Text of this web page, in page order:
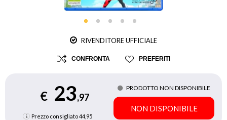
RIVENDITORE UFFICIALE
CONFRONTA PREFERITI
€ 23,97
Prezzo consigliato44,95
PRODOTTO NON DISPONIBILE
NON DISPONIBILE